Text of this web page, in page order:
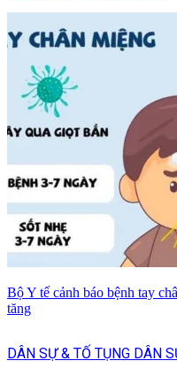
Bộ Y tế cảnh báo bệnh tay
tăng
DÂN SỰ & TỐ TỤNG DÂN